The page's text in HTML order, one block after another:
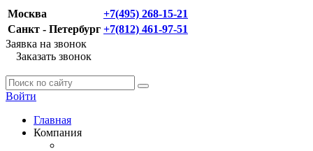
Москва
+7(495) 268-15-21
Санкт - Петербург +7(812) 461-97-51
Заявка на звонок
Заказать звонок
Войти
Главная
Компания